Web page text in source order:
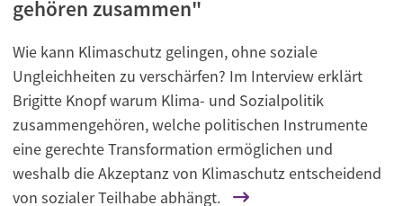
gehören zusammen"
Wie kann Klimaschutz gelingen, ohne soziale
Ungleichheiten zu verschärfen? Im Interview erklärt
Brigitte Knopf warum Klima- und Sozialpolitik
zusammengehören, welche politischen Instrumente
eine gerechte Transformation ermöglichen und
weshalb die Akzeptanz von Klimaschutz entscheidend
von sozialer Teilhabe abhängt.